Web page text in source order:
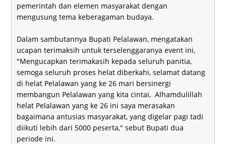
pemerintah dan elemen masyarakat dengan
mengusung tema keberagaman budaya.
Dalam sambutannya Bupati Pelalawan, mengatakan
ucapan terimaksih untuk terselenggaranya event ini,
"Mengucapkan terimakasih kepada seluruh panitia,
semoga seluruh proses helat diberkahi, selamat datang
di helat Pelalawan yang ke 26 mari bersinergi
membangun Pelalawan yang kita cintai, Alhamdulillah
helat Pelalawan yang ke 26 ini saya merasakan
bagaimana antusias masyarakat, yang digelar pagi tadi
diikuti lebih dari 5000 peserta," sebut Bupati dua
periode ini.